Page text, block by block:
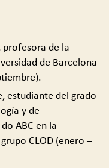
profesora de la
de Barcelona
estudiante del grado
y de
ABC en la
CLOD (enero –